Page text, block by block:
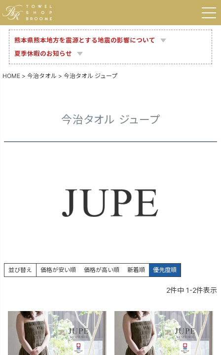
熊本県熊本地方を震源とする地震の影響について
夏季休暇のお知らせ
HOME 今治タオル 今治タオル ジュープ
今治タオル ジュープ
並び替え 価格が安い順 価格が高い順 新着順 優先度順
2件中 1-2件表示